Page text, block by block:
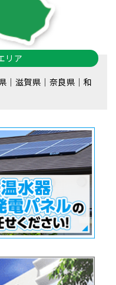
リア
｜滋賀県｜奈良県｜和